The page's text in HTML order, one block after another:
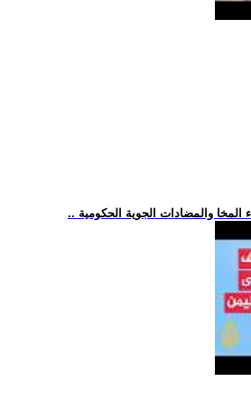
المخا والمضادات الجوية الحكومية